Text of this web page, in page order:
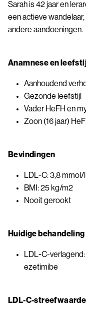
Sarah is 42 jaar en
een actieve
andere aandoeningen.
Anamnese en
Aanhoudend
Gezonde leefstijl
Vader HeFH en
Zoon (16 jaar)
Bevindingen
LDL-C: 3,8 mmol/l
BMI: 25 kg/m2
Nooit gerookt
Huidige behandeling
LDL-C-
ezetimibe
LDL-C-streefwaarde